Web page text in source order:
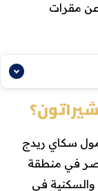
عن مقرات
سكاي ريدج
في منطقة
والسكنية في